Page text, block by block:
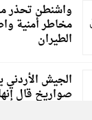
واشنطن تحذر
مخاطر أمنية
الطيران
صواريخ قال